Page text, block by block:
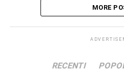
MORE
RECENTI